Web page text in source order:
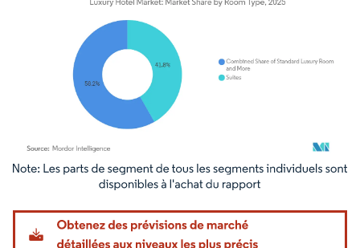
Image © Mordor Intelligence. La réutilisation nécessite une attribution sous CC BY